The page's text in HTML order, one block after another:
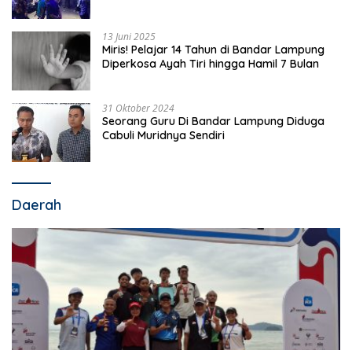
13 Juni 2025
Miris! Pelajar 14 Tahun di Bandar Lampung
Diperkosa Ayah Tiri hingga Hamil 7 Bulan
31 Oktober 2024
Seorang Guru Di Bandar Lampung Diduga
Cabuli Muridnya Sendiri
Daerah